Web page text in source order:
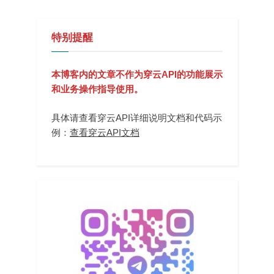
特别提醒
本博客内的文章不作为穿云API的功能展示
和业务操作指导使用。
具体请查看穿云API详细说明文档和代码示
例： 查看穿云API文档